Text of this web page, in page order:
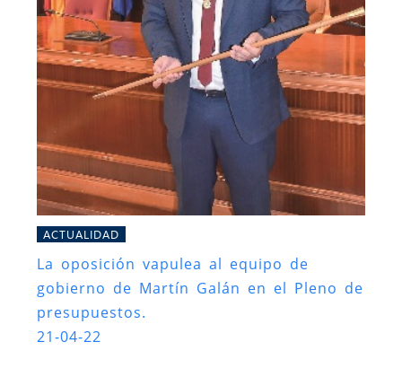
ACTUALIDAD
La oposición vapulea al equipo de
gobierno de Martín Galán en el Pleno de
presupuestos.
21-04-22